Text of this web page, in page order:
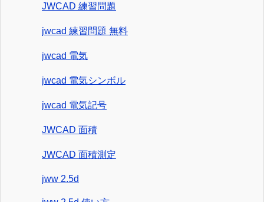
JWCAD 練習問題
jwcad 練習問題 無料
jwcad 電気
jwcad 電気シンボル
jwcad 電気記号
JWCAD 面積
JWCAD 面積測定
jww 2.5d